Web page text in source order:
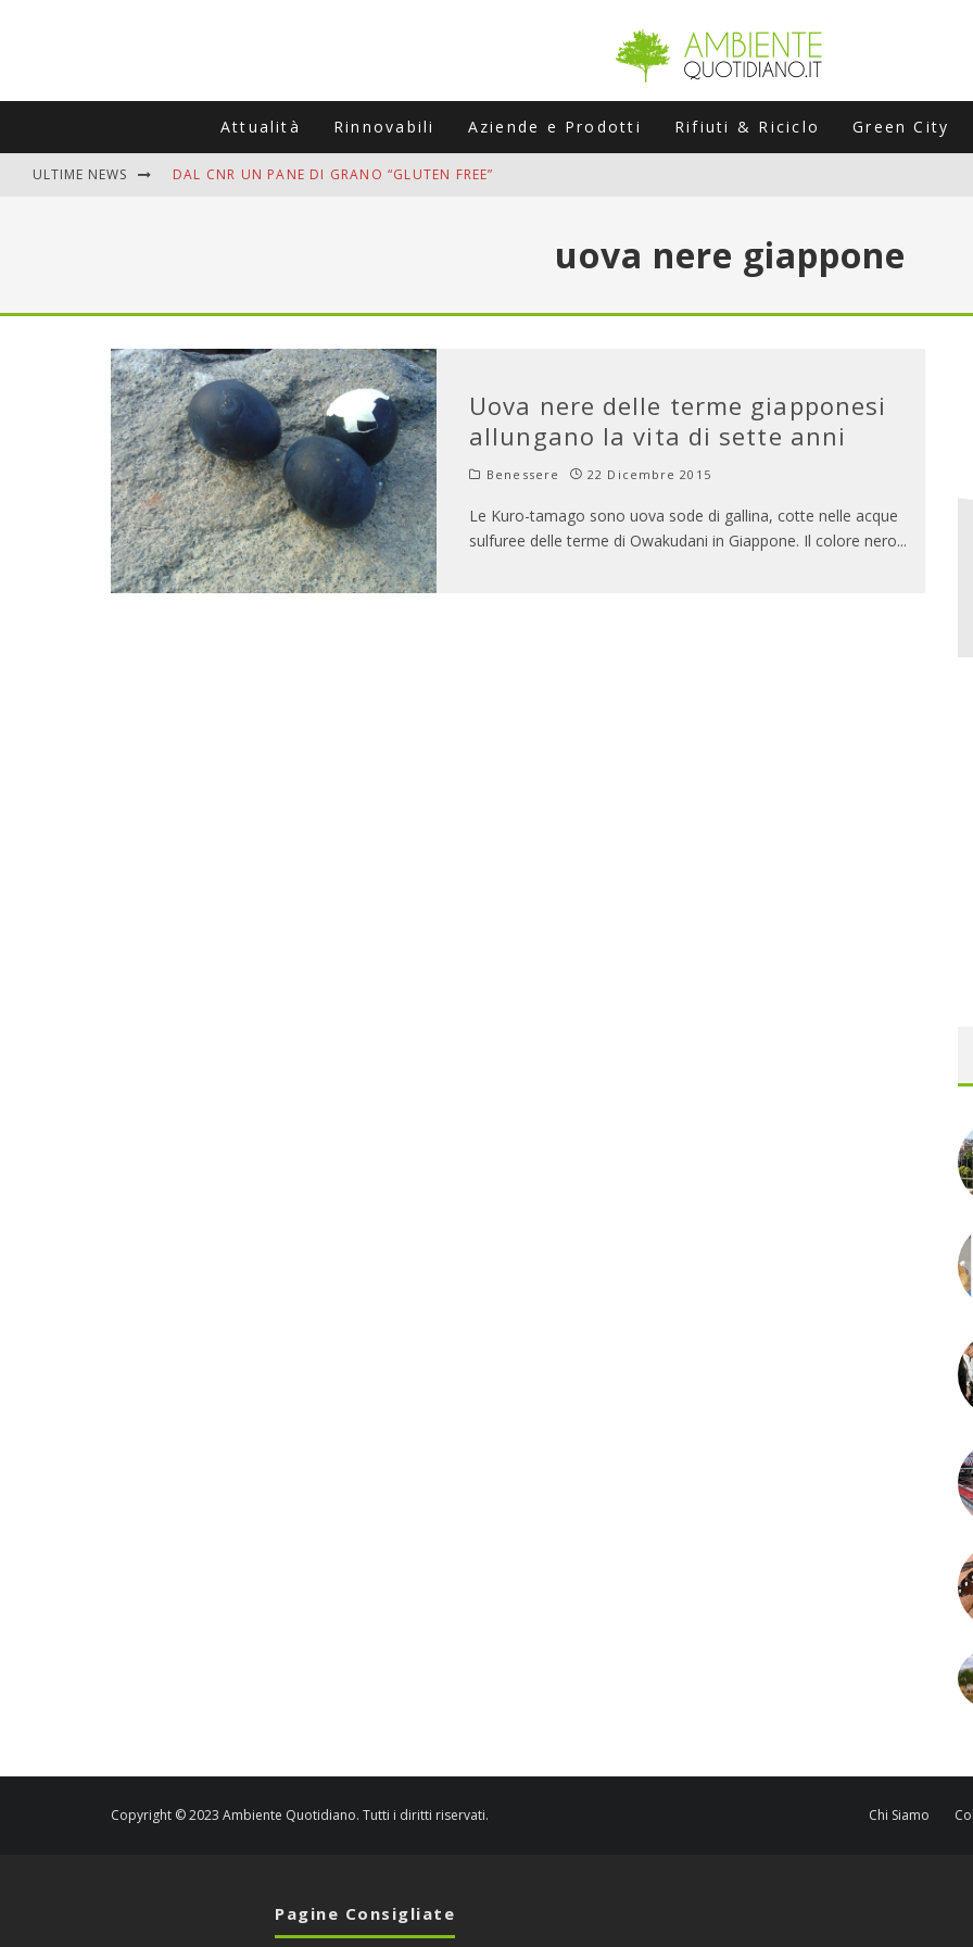
Attualità Rinnovabili Aziende e Prodotti Rifiuti & Riciclo Green City
ULTIME NEWS DAL CNR UN PANE DI GRANO “GLUTEN FREE”
MUTTI ASSUME A OLIVETO CITRA 400 COLLABORATORI STAGIONALI
ADDIO BOLLETTE SALATE? LA NUOVA FRONTIERA DEL FOTOVOLTAICO "PLUG & PLAY" CHE STA
uova nere giappone
Uova nere delle terme giapponesi
allungano la vita di sette anni
Benessere 22 Dicembre 2015
Le Kuro-tamago sono uova sode di gallina, cotte nelle acque
sulfuree delle terme di Owakudani in Giappone. Il colore nero...
Copyright © 2023 Ambiente Quotidiano. Tutti i diritti riservati. Chi Siamo
Pagine Consigliate